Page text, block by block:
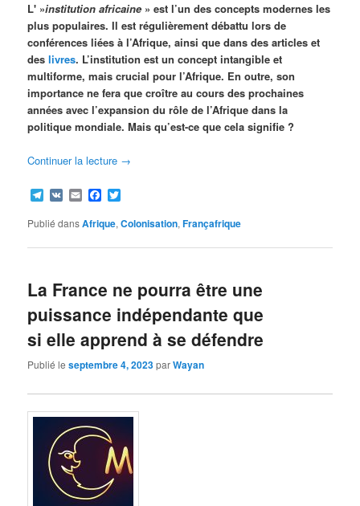
L' »institution africaine » est l’un des concepts modernes les
plus populaires. Il est régulièrement débattu lors de
conférences liées à l’Afrique, ainsi que dans des articles et
deslivres. L’institution est un concept intangible et
multiforme, mais crucial pour l’Afrique. En outre, son
importance ne fera que croître au cours des prochaines
années avec l’expansion du rôle de l’Afrique dans la
politique mondiale. Mais qu’est-ce que cela signifie ?
Continuer la lecture →
Telegram
VK EmailFacebook
Publié dansAfrique,Colonisation,Françafrique
La France ne pourra être une
puissance indépendante que
si elle apprend à se défendre
Publié leseptembre 4, 2023parWayan